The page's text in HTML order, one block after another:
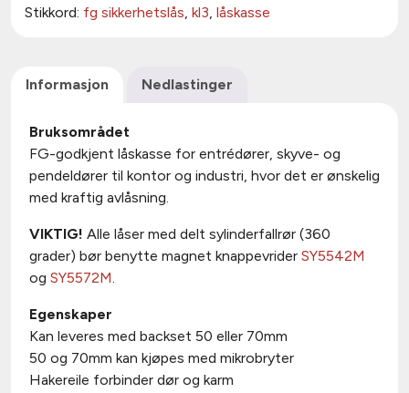
Stikkord: fg sikkerhetslås kl3 låskasse
Informasjon Nedlastinger
Bruksområdet
FG-godkjent låskasse for entrédører, skyve- og
pendeldører til kontor og industri, hvor det er ønskelig
med kraftig avlåsning.
VIKTIG! Alle låser med delt sylinderfallrør (360
grader) bør benytte magnet knappevrider SY5542M
og SY5572M
Egenskaper
Kan leveres med backset 50 eller 70mm
50 og 70mm kan kjøpes med mikrobryter
Hakereile forbinder dør og karm